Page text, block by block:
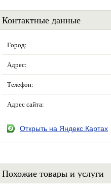
Контактные данные
Город:
Адрес:
Телефон:
Адрес сайта:
Открыть на Яндекс.Картах
Похожие товары и услуги